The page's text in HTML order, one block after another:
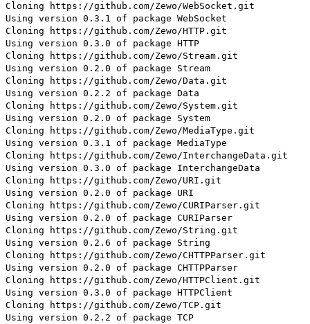
Cloning https://github.com/Zewo/WebSocket.git
Using version 0.3.1 of package WebSocket
Cloning https://github.com/Zewo/HTTP.git
Using version 0.3.0 of package HTTP
Cloning https://github.com/Zewo/Stream.git
Using version 0.2.0 of package Stream
Cloning https://github.com/Zewo/Data.git
Using version 0.2.2 of package Data
Cloning https://github.com/Zewo/System.git
Using version 0.2.0 of package System
Cloning https://github.com/Zewo/MediaType.git
Using version 0.3.1 of package MediaType
Cloning https://github.com/Zewo/InterchangeData.git
Using version 0.3.0 of package InterchangeData
Cloning https://github.com/Zewo/URI.git
Using version 0.2.0 of package URI
Cloning https://github.com/Zewo/CURIParser.git
Using version 0.2.0 of package CURIParser
Cloning https://github.com/Zewo/String.git
Using version 0.2.6 of package String
Cloning https://github.com/Zewo/CHTTPParser.git
Using version 0.2.0 of package CHTTPParser
Cloning https://github.com/Zewo/HTTPClient.git
Using version 0.3.0 of package HTTPClient
Cloning https://github.com/Zewo/TCP.git
Using version 0.2.2 of package TCP